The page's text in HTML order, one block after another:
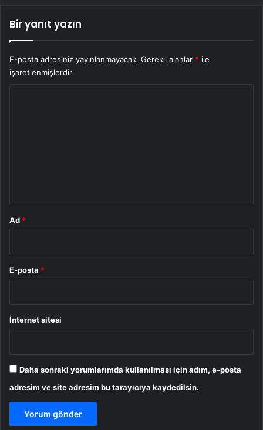
Bir yanıt yazın
E-posta adresiniz yayınlanmayacak. Gerekli alanlar * ile
işaretlenmişlerdir
Ad *
E-posta *
İnternet sitesi
Daha sonraki yorumlarımda kullanılması için adım, e-posta
adresim ve site adresim bu tarayıcıya kaydedilsin.